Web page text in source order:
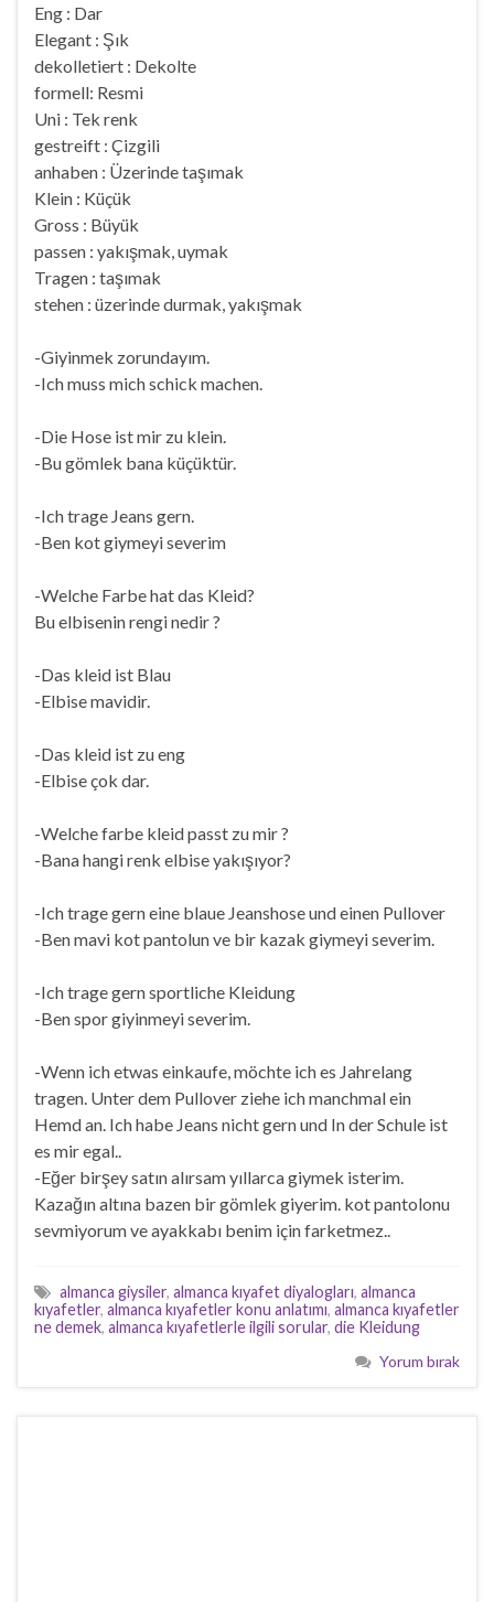
Eng : Dar
Elegant : Şık
dekolletiert : Dekolte
formell: Resmi
Uni : Tek renk
gestreift : Çizgili
anhaben : Üzerinde taşımak
Klein : Küçük
Gross : Büyük
passen : yakışmak, uymak
Tragen : taşımak
stehen : üzerinde durmak, yakışmak
-Giyinmek zorundayım.
-Ich muss mich schick machen.
-Die Hose ist mir zu klein.
-Bu gömlek bana küçüktür.
-Ich trage Jeans gern.
-Ben kot giymeyi severim
-Welche Farbe hat das Kleid?
Bu elbisenin rengi nedir ?
-Das kleid ist Blau
-Elbise mavidir.
-Das kleid ist zu eng
-Elbise çok dar.
-Welche farbe kleid passt zu mir ?
-Bana hangi renk elbise yakışıyor?
-Ich trage gern eine blaue Jeanshose und einen Pullover
-Ben mavi kot pantolun ve bir kazak giymeyi severim.
-Ich trage gern sportliche Kleidung
-Ben spor giyinmeyi severim.
-Wenn ich etwas einkaufe, möchte ich es Jahrelang
tragen. Unter dem Pullover ziehe ich manchmal ein
Hemd an. Ich habe Jeans nicht gern und In der Schule ist
es mir egal..
-Eğer birşey satın alırsam yıllarca giymek isterim.
Kazağın altına bazen bir gömlek giyerim. kot pantolonu
sevmiyorum ve ayakkabı benim için farketmez..
almanca giysiler, almanca kıyafet diyalogları, almanca
kıyafetler, almanca kıyafetler konu anlatımı, almanca kıyafetler
ne demek, almanca kıyafetlerle ilgili sorular, die Kleidung
Yorum bırak